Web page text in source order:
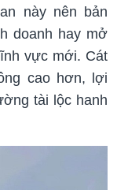
này nên bản
doanh hay mở
vực mới. Cát
cao hơn, lợi
tài lộc hanh